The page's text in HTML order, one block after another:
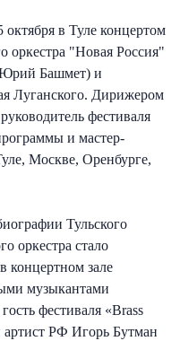
в Туле концертом
оркестра "Новая Россия"
Юрий Башмет) и
Луганского. Дирижером
фестиваля
и мастер-
Москве, Оренбурге,
Тульского
оркестра стало
концертном зале
музыкантами
фестиваля «Brass
артист РФ Игорь Бутман